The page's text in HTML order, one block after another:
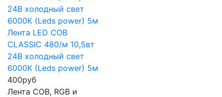
Лента LED COB
CLASSIC 480/м 10,5вт
24В холодный свет
6000К (Leds power) 5м
400руб
Лента COB, RGB и